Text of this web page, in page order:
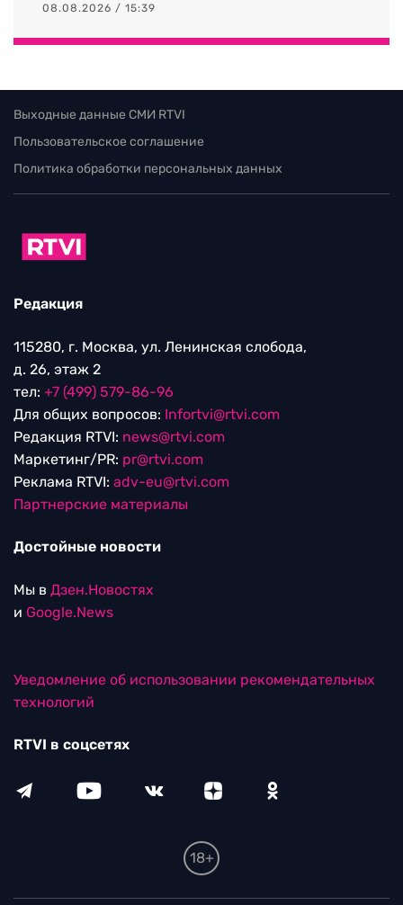
08.08.2026 / 15:39
Выходные данные СМИ RTVI
Пользовательское соглашение
Политика обработки персональных данных
Редакция
115280, г. Москва, ул. Ленинская слобода,
д. 26, этаж 2
тел: +7 (499) 579-86-96
Для общих вопросов: Infortvi@rtvi.com
Редакция RTVI: news@rtvi.com
Маркетинг/PR: pr@rtvi.com
Реклама RTVI: adv-eu@rtvi.com
Партнерские материалы
Достойные новости
Мы в Дзен.Новостях
и Google.News
Уведомление об использовании рекомендательных
технологий
RTVI в соцсетях
18+